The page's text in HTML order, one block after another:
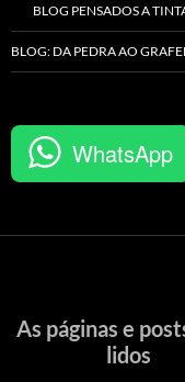
BLOG PENSADOS A
BLOG: DA PEDRA AO
WhatsApp
As páginas e
lidos